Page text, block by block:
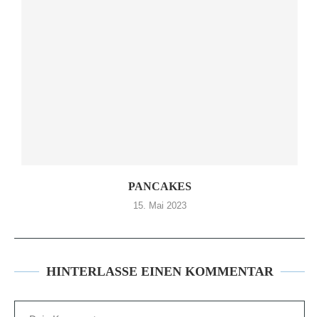
PANCAKES
15. Mai 2023
HINTERLASSE EINEN KOMMENTAR